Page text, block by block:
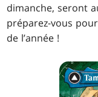
dimanche, seront
préparez-vous
de l’année !